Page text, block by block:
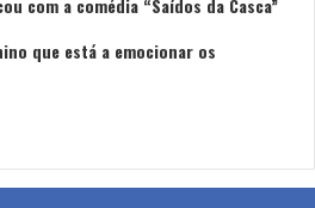
com a comédia “Saídos da Casca”
que está a emocionar os